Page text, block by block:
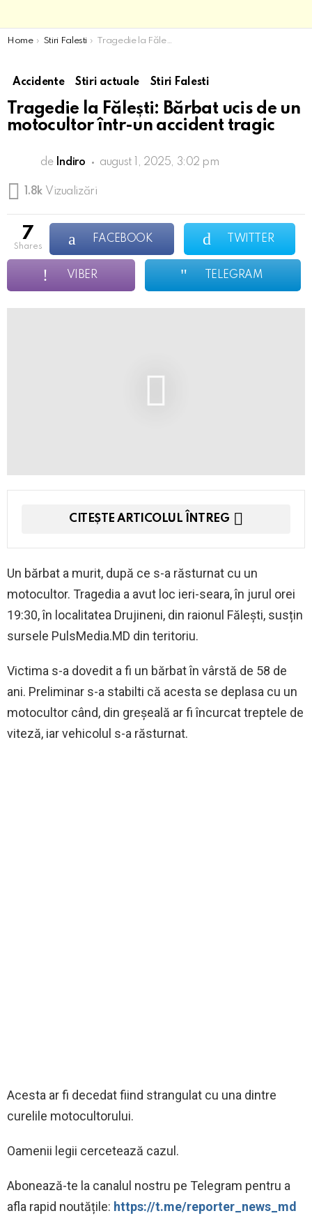
You are here:
Home Stiri Falesti Tragedie la Fălești: Bărbat ucis de un motocultor într-un accident tragic
Accidente Stiri actuale Stiri Falesti
Tragedie la Fălești: Bărbat ucis de un
motocultor într-un accident tragic
de Indiro august 1, 2025, 3:02 pm
1.8k Vizualizări
7
shares
FACEBOOK TWITTER
VIBER TELEGRAM
CITEȘTE ARTICOLUL ÎNTREG
Un bărbat a murit, după ce s-a răsturnat cu un
motocultor. Tragedia a avut loc ieri-seara, în jurul orei
19:30, în localitatea Drujineni, din raionul Fălești, susțin
sursele PulsMedia.MD din teritoriu.
Victima s-a dovedit a fi un bărbat în vârstă de 58 de
ani. Preliminar s-a stabilti că acesta se deplasa cu un
motocultor când, din greșeală ar fi încurcat treptele de
viteză, iar vehicolul s-a răsturnat.
Acesta ar fi decedat fiind strangulat cu una dintre
curelile motocultorului.
Oamenii legii cercetează cazul.
‍Abonează-te la canalul nostru pe Telegram pentru a
afla rapid noutățile: https://t.me/reporter_news_md